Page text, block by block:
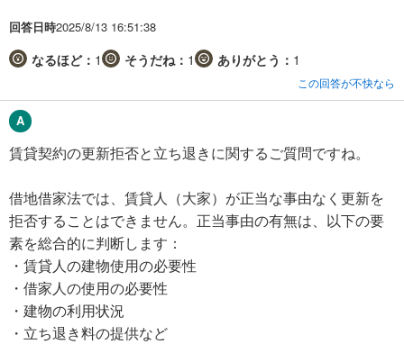
回答日時2025/8/13 16:51:38
なるほど： 1 そうだね： 1 ありがとう： 1
この回答が不快なら
賃貸契約の更新拒否と立ち退きに関するご質問ですね。
借地借家法では、賃貸人（大家）が正当な事由なく更新を
拒否することはできません。正当事由の有無は、以下の要
素を総合的に判断します：
・賃貸人の建物使用の必要性
・借家人の使用の必要性
・建物の利用状況
・立ち退き料の提供など